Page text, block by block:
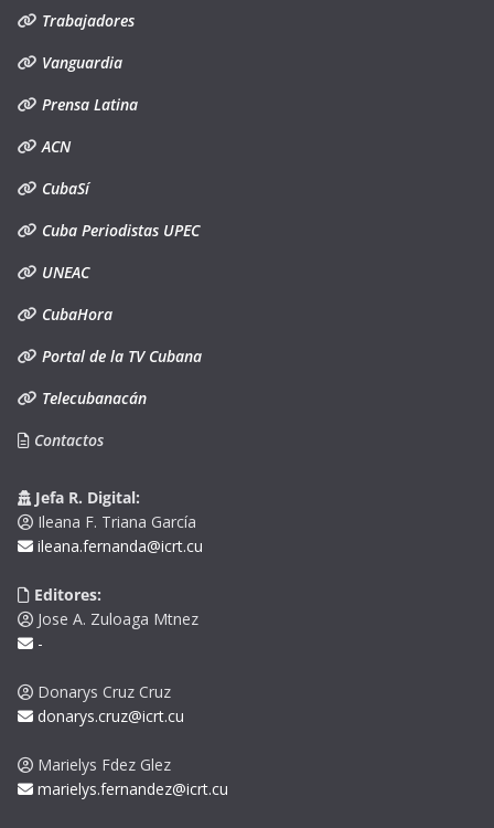
Trabajadores
Vanguardia
Prensa Latina
ACN
CubaSí
Cuba Periodistas UPEC
UNEAC
CubaHora
Portal de la TV Cubana
Telecubanacán
Contactos
Jefa R. Digital:
Ileana F. Triana García
ileana.fernanda@icrt.cu
Editores:
Jose A. Zuloaga Mtnez
-
Donarys Cruz Cruz
donarys.cruz@icrt.cu
Marielys Fdez Glez
marielys.fernandez@icrt.cu